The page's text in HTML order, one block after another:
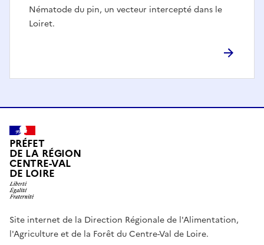
Nématode du pin, un vecteur intercepté dans le
Loiret.
PRÉFET
DE LA RÉGION
CENTRE-VAL
DE LOIRE
Site internet de la Direction Régionale de l'Alimentation,
l'Agriculture et de la Forêt du Centre-Val de Loire.